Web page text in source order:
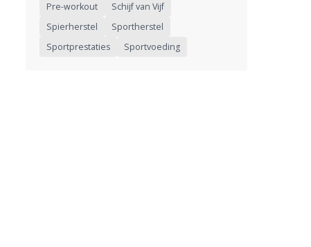
Pre-workout
Schijf van Vijf
Spierherstel
Sportherstel
Sportprestaties
Sportvoeding